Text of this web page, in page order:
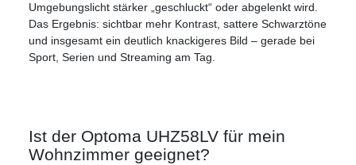
Umgebungslicht stärker „geschluckt“ oder abgelenkt wird.
Das Ergebnis: sichtbar mehr Kontrast, sattere Schwarztöne
und insgesamt ein deutlich knackigeres Bild – gerade bei
Sport, Serien und Streaming am Tag.
Ist der Optoma UHZ58LV für mein
Wohnzimmer geeignet?